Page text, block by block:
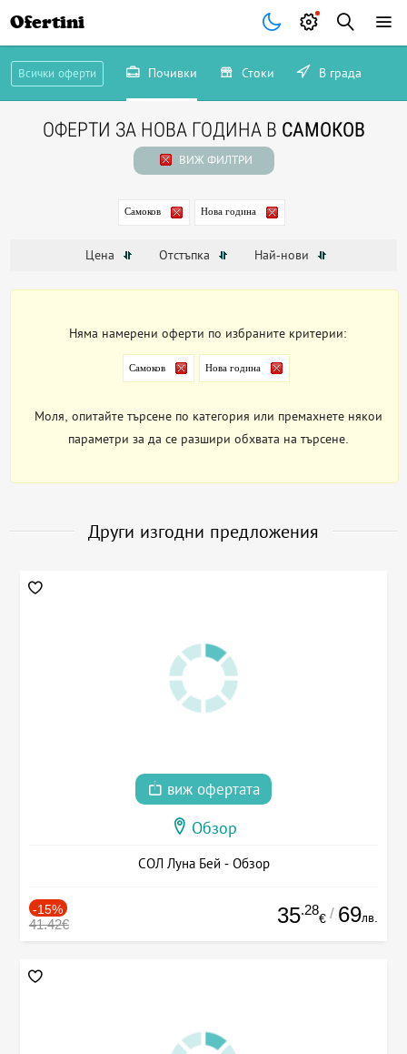
Ofertini
Всички оферти Почивки Стоки В града
ОФЕРТИ ЗА НОВА ГОДИНА В САМОКОВ
ВИЖ ФИЛТРИ
Самоков Нова година
Цена Отстъпка Най-нови
Няма намерени оферти по избраните критерии:
Самоков Нова година
Моля, опитайте търсене по категория или премахнете някои
параметри за да се разшири обхвата на търсене.
Други изгодни предложения
виж офертата
Обзор
СОЛ Луна Бей - Обзор
-15%
41.42€ 35.28
€ / 69лв.